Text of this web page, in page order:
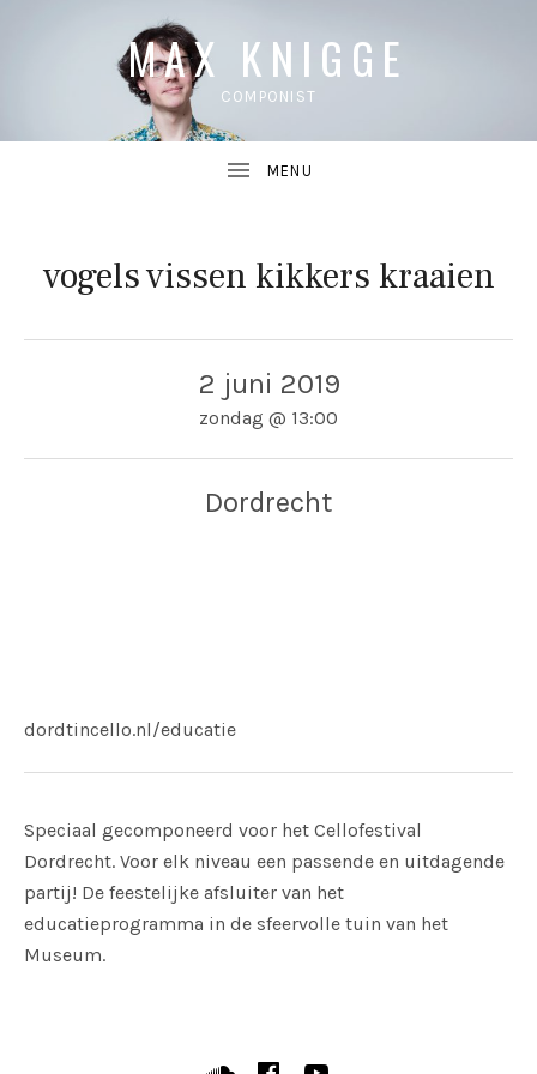
MAX KNIGGE
COMPONIST
vogels vissen kikkers kraaien
2 juni 2019
zondag @ 13:00
Dordrecht
Website:
dordtincello.nl/educatie
Speciaal gecomponeerd voor het Cellofestival
Dordrecht. Voor elk niveau een passende en uitdagende
partij! De feestelijke afsluiter van het
educatieprogramma in de sfeervolle tuin van het
Museum.
SOCIAL MEDIA PROFILES